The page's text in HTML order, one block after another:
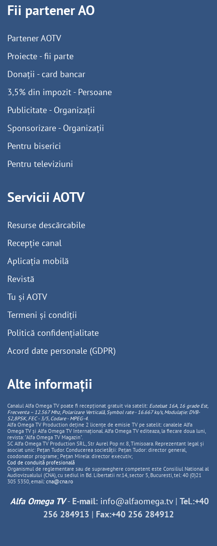
Fii partener AO
Partener AOTV
Proiecte - fii parte
Donații - card bancar
3,5% din impozit - Persoane
Publicitate - Organizații
Sponsorizare - Organizații
Pentru biserici
Pentru televiziuni
Servicii AOTV
Resurse descărcabile
Recepție canal
Aplicația mobilă
Revistă
Tu și AOTV
Termeni și condiții
Politică confidențialitate
Acord date personale (GDPR)
Alte informații
Canalul Alfa Omega TV poate fi recepționat gratuit via satelit: Eutelsat 16A, 16 grade Est,
Frecventa – 12.567 Mhz, PolarizareVerticală, Symbol rate - 16.667 ks/s, Modulație: DVB-
S2,8PSK, FEC - 3/5, Codare - MPEG-4.
Alfa Omega TV Production deține 2 licențe de emisie TV pe satelit: canalele Alfa
Omega TV și Alfa Omega TV Internațional. Alfa Omega TV editeaza, la fiecare doua luni,
revista: "Alfa Omega TV Magazin".
SC Alfa Omega TV Production SRL, Str Aurel Pop nr. 8, Timisoara. Reprezentant legal și
asociat unic: Pețan Tudor. Conducerea societății: Pețan Tudor: director general,
coodonator programe; Pețan Mirela: director executiv;
Cod de conduită profesională
Organismul de reglementare sau de supraveghere competent este Consiliul National al
Audiovizualului (CNA), cu sediul in Bd. Libertatii nr.14, sector 5, Bucuresti, tel: 40 (0)21
305 5350, email: cna@cna.ro
Alfa Omega TV- E-mail: info@alfaomega.tv| Tel.:+40
256 284913 | Fax:+40 256 284912